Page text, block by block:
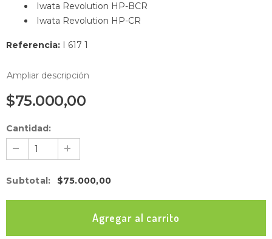
Iwata Revolution HP-BCR
Iwata Revolution HP-CR
Referencia: I 617 1
Ampliar descripción
$75.000,00
Cantidad:
Subtotal: $75.000,00